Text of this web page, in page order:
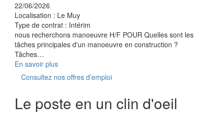
22/06/2026
Localisation : Le Muy
Type de contrat : Intérim
nous recherchons manoeuvre H/F POUR Quelles sont les
tâches principales d'un manoeuvre en construction ?
Tâches…
En savoir plus
Consultez nos offres d’emploi
Le poste en un clin d'oeil